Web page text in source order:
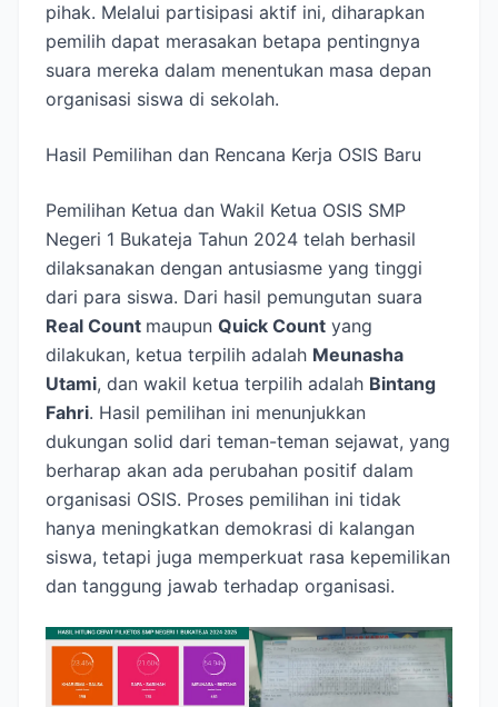
pihak. Melalui partisipasi aktif ini, diharapkan
pemilih dapat merasakan betapa pentingnya
suara mereka dalam menentukan masa depan
organisasi siswa di sekolah.
Hasil Pemilihan dan Rencana Kerja OSIS Baru
Pemilihan Ketua dan Wakil Ketua OSIS SMP
Negeri 1 Bukateja Tahun 2024 telah berhasil
dilaksanakan dengan antusiasme yang tinggi
dari para siswa. Dari hasil pemungutan suara
Real Count maupun Quick Count yang
dilakukan, ketua terpilih adalah Meunasha
Utami, dan wakil ketua terpilih adalah Bintang
Fahri. Hasil pemilihan ini menunjukkan
dukungan solid dari teman-teman sejawat, yang
berharap akan ada perubahan positif dalam
organisasi OSIS. Proses pemilihan ini tidak
hanya meningkatkan demokrasi di kalangan
siswa, tetapi juga memperkuat rasa kepemilikan
dan tanggung jawab terhadap organisasi.